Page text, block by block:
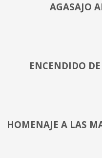
AGASAJO
ENCENDIDO
HOMENAJE A LAS